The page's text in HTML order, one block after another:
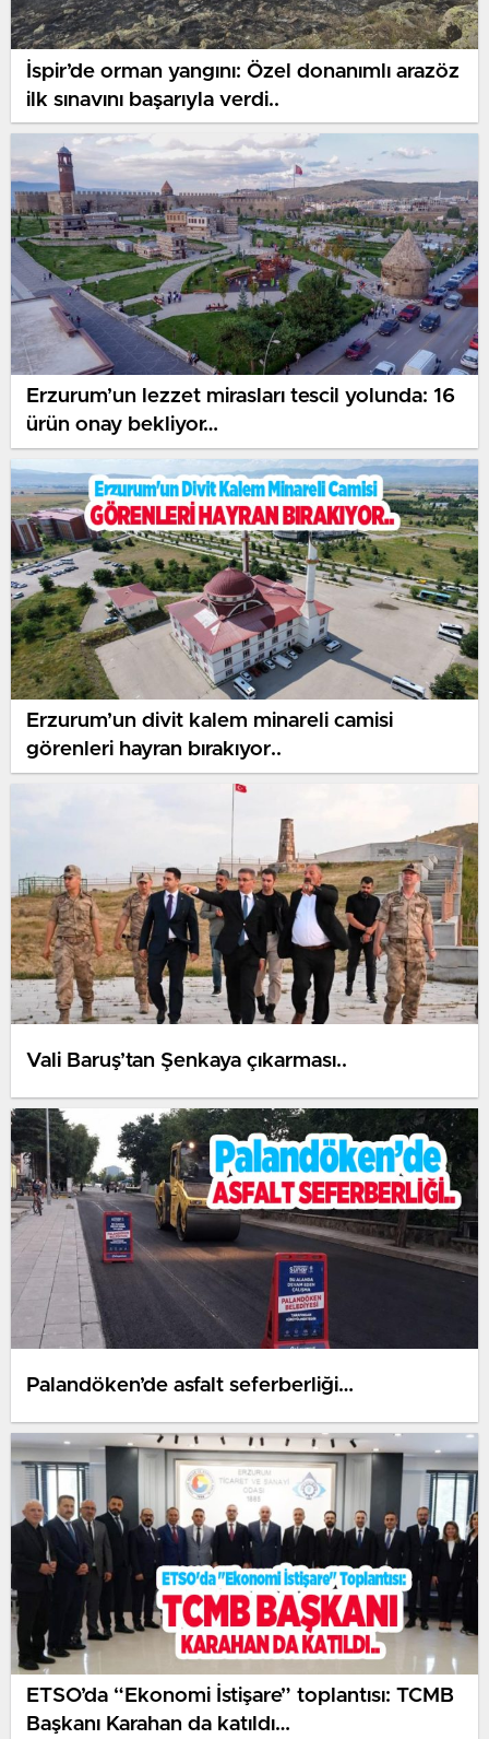
İspir’de orman yangını: Özel donanımlı arazöz
ilk sınavını başarıyla verdi..
Erzurum’un lezzet mirasları tescil yolunda: 16
ürün onay bekliyor…
Erzurum’un divit kalem minareli camisi
görenleri hayran bırakıyor..
Vali Baruş’tan Şenkaya çıkarması..
Palandöken’de asfalt seferberliği…
ETSO’da “Ekonomi İstişare” toplantısı: TCMB
Başkanı Karahan da katıldı…